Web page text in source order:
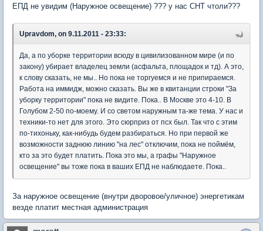
ЕПД не увидим (Наружное освещение) ??? у нас СНТ чтоли???
Upravdom, on 9.11.2011 - 23:33:
Да, а по уборке территории всюду в цивилизованном мире (и по
закону) убирает владелец земли (асфальта, площадок и тд). А это,
к слову сказать, не мы.. Но пока не торгуемся и не припираемся.
Работа на иммидж, можно сказать. Вы же в квитанции строки "За
уборку территории" пока не видите. Пока.. В Москве это 4-10. В
Голубом 2-50 по-моему. И со светом наружным та-же тема. У нас и
техники-то нет для этого. Это сюрприз от псх был. Так что с этим
по-тихоньку, как-нибудь будем разбираться. Но при первой же
возможности заднюю линию "на лес" отключим, пока не поймём,
кто за это будет платить. Пока это мы, а графы "Наружное
освещение" вы тоже пока в ваших ЕПД не наблюдаете. Пока..
За наружное освещение (внутри дворовое/уличное) энергетикам
везде платит местная администрация